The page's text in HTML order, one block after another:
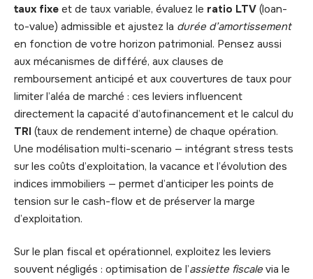
taux fixe et de taux variable, évaluez le ratio LTV (loan-
to-value) admissible et ajustez la durée d’amortissement
en fonction de votre horizon patrimonial. Pensez aussi
aux mécanismes de différé, aux clauses de
remboursement anticipé et aux couvertures de taux pour
limiter l’aléa de marché : ces leviers influencent
directement la capacité d’autofinancement et le calcul du
TRI (taux de rendement interne) de chaque opération.
Une modélisation multi-scenario — intégrant stress tests
sur les coûts d’exploitation, la vacance et l’évolution des
indices immobiliers — permet d’anticiper les points de
tension sur le cash-flow et de préserver la marge
d’exploitation.
Sur le plan fiscal et opérationnel, exploitez les leviers
souvent négligés : optimisation de l’assiette fiscale via le